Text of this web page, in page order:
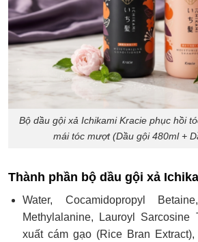
Bộ dầu gội xả Ichikami Kracie phục hồi
mái tóc mượt (Dầu gội 480ml +
Thành phần bộ dầu gội xả
Water, Cocamidopropyl
Methylalanine, Lauroyl Sarcosine
xuất cám gạo (Rice Bran